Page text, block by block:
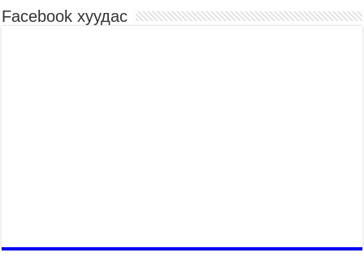
сайд Н.Номтойбаяр Дорноговь аймагт ажиллав
2026 оны 8 сар 6 / 9 цаг 25 минут
Facebook хуудас